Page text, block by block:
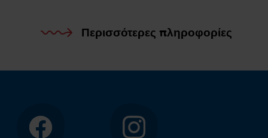
Περισσότερες πληροφορίες
Facebook Instagram